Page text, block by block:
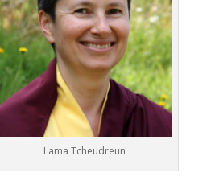
Lama Tcheudreun